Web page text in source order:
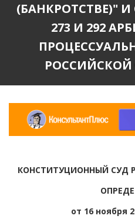
(БАНКРОТСТВЕ)" И
273 И 292
КОНСТИТУЦИОННЫЙ СУД
от 16 ноября